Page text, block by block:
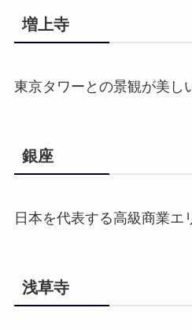
増上寺
東京タワーとの景観が美し
銀座
日本を代表する高級商業エ
浅草寺